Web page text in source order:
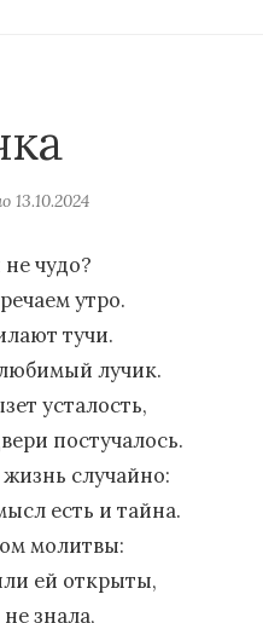
13.10.2024
чудо?
утро.
тучи.
лучик.
усталость,
постучалось.
случайно:
есть и тайна.
молитвы:
ей открыты,
знала,